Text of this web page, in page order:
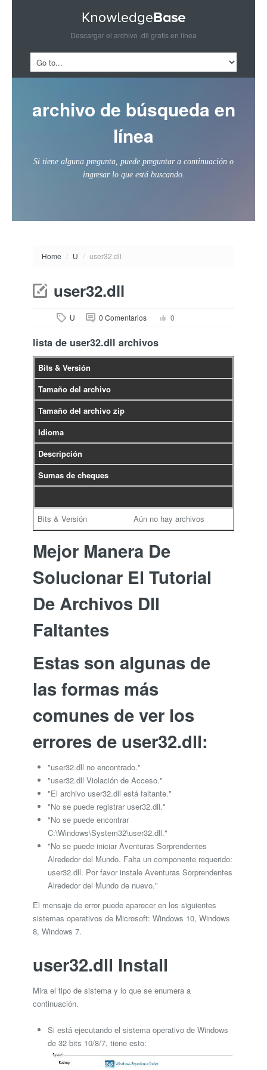
Descargar el archivo .dll gratis en línea
archivo de búsqueda en
línea
Si tiene alguna pregunta, puede preguntar a continuación o
ingresar lo que está buscando.
Home / U / user32.dll
user32.dll
U 0 Comentarios 0
lista de user32.dll archivos
Bits & Versión
Tamaño del archivo
Tamaño del archivo zip
Idioma
Descripción
Sumas de cheques
Aún no hay archivos
Mejor Manera De
Solucionar El Tutorial
De Archivos Dll
Faltantes
Estas son algunas de
las formas más
comunes de ver los
errores de user32.dll:
"user32.dll no encontrado."
"user32.dll Violación de Acceso."
"El archivo user32.dll está faltante."
"No se puede registrar user32.dll."
"No se puede encontrar
C:\Windows\System32\user32.dll."
"No se puede iniciar Aventuras Sorprendentes
Alrededor del Mundo. Falta un componente requerido:
user32.dll. Por favor instale Aventuras Sorprendentes
Alrededor del Mundo de nuevo."
El mensaje de error puede aparecer en los siguientes
sistemas operativos de Microsoft: Windows 10, Windows
8, Windows 7.
user32.dll Install
Mira el tipo de sistema y lo que se enumera a
continuación.
Si está ejecutando el sistema operativo de Windows
de 32 bits 10/8/7, tiene esto: